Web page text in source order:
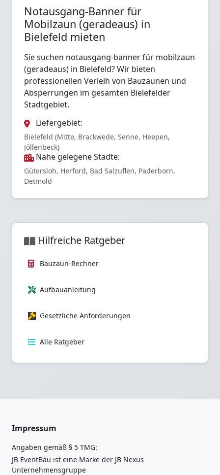
Notausgang-Banner für
Mobilzaun (geradeaus) in
Bielefeld mieten
Sie suchen notausgang-banner für mobilzaun
(geradeaus) in Bielefeld? Wir bieten
professionellen Verleih von Bauzäunen und
Absperrungen im gesamten Bielefelder
Stadtgebiet.
Liefergebiet:
Bielefeld (Mitte, Brackwede, Senne, Heepen,
Jöllenbeck)
Nahe gelegene Städte:
Gütersloh, Herford, Bad Salzuflen, Paderborn,
Detmold
Hilfreiche Ratgeber
Bauzaun-Rechner
Aufbauanleitung
Gesetzliche Anforderungen
Alle Ratgeber
Impressum
Angaben gemäß § 5 TMG:
JB EventBau ist eine Marke der JB Nexus
Unternehmensgruppe